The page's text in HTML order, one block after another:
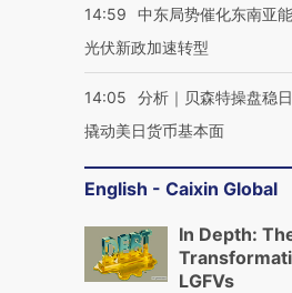
14:59
中东局势催化东南亚
光伏新政加速转型
14:05
分析｜贝森特操盘稳
撬动美日货币基本面
English - Caixin Global
In Depth:
LGFVs